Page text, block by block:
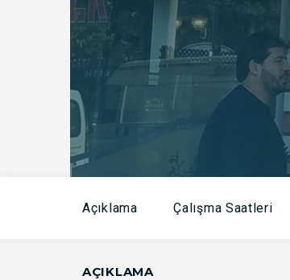
Açıklama Çalışma Saatleri
AÇIKLAMA